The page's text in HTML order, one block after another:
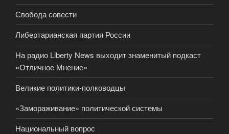
Свобода совести
Либертарианская партия России
На радио Liberty News выходит знаменитый подкаст
«Отличное Мнение»
Великие политики-полководцы
«Замораживание» политической системы
Национальный вопрос